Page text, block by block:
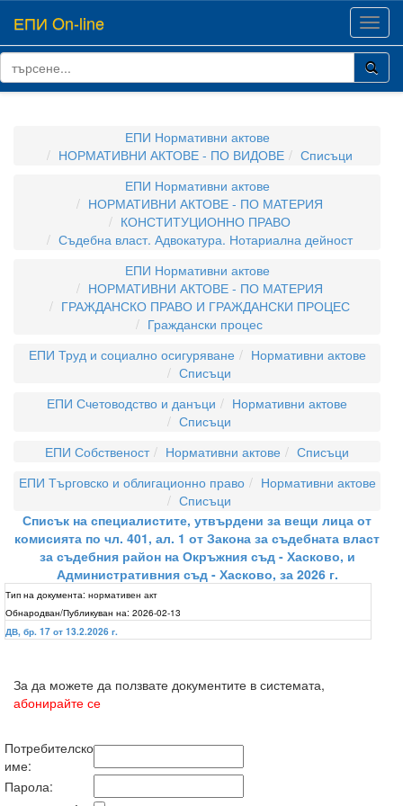
ЕПИ On-line
ЕПИ Нормативни актове
НОРМАТИВНИ АКТОВЕ - ПО ВИДОВЕ
Списъци
ЕПИ Нормативни актове
НОРМАТИВНИ АКТОВЕ - ПО МАТЕРИЯ
КОНСТИТУЦИОННО ПРАВО
Съдебна власт. Адвокатура. Нотариална дейност
ЕПИ Нормативни актове
НОРМАТИВНИ АКТОВЕ - ПО МАТЕРИЯ
ГРАЖДАНСКО ПРАВО И ГРАЖДАНСКИ ПРОЦЕС
Граждански процес
ЕПИ Труд и социално осигуряване
Нормативни актове
Списъци
ЕПИ Счетоводство и данъци
Нормативни актове
Списъци
ЕПИ Собственост
Нормативни актове
Списъци
ЕПИ Търговско и облигационно право
Нормативни актове
Списъци
Списък на специалистите, утвърдени за вещи лица от
комисията по чл. 401, ал. 1 от Закона за съдебната власт
за съдебния район на Окръжния съд - Хасково, и
Административния съд - Хасково, за 2026 г.
Тип на документа: нормативен акт
Обнародван/Публикуван на: 2026-02-13
ДВ, бр. 17 от 13.2.2026 г.
За да можете да ползвате документите в системата,
абонирайте се
Потребителско
име:
Парола: